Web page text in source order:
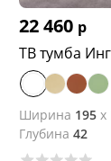
22 460 р
ТВ тумба
Ширина 195 x
Глубина 42